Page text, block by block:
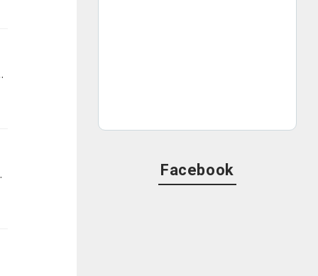
、最新の球団情報やドラゴンズの魅力をたっぷり楽しめるラジオ番組をご紹介します。
ンキング形式でご紹介します。 Facebook